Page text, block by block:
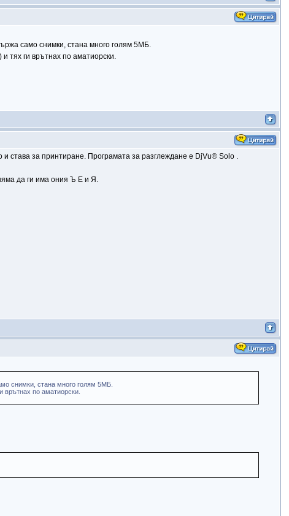
само снимки, стана много голям 5МБ.
тях ги врътнах по аматиорски.
става за принтиране. Програмата за разглеждане е DjVu® Solo .
да ги има ония Ъ Е и Я.
снимки, стана много голям 5МБ.
врътнах по аматиорски.